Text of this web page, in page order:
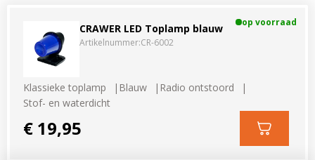
0597-234500
info@ledhandel24.nl
+31611204496
CRAWER LED Toplamp blauw
Artikelnummer:CR-6002
op voorraad
Klassieke toplamp Blauw
Radio ontstoord
Stof- en waterdicht
€ 19,95